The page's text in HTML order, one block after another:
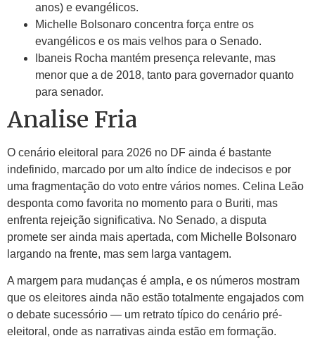
anos) e evangélicos.
Michelle Bolsonaro concentra força entre os
evangélicos e os mais velhos para o Senado.
Ibaneis Rocha mantém presença relevante, mas
menor que a de 2018, tanto para governador quanto
para senador.
Analise Fria
O cenário eleitoral para 2026 no DF ainda é bastante
indefinido, marcado por um alto índice de indecisos e por
uma fragmentação do voto entre vários nomes. Celina Leão
desponta como favorita no momento para o Buriti, mas
enfrenta rejeição significativa. No Senado, a disputa
promete ser ainda mais apertada, com Michelle Bolsonaro
largando na frente, mas sem larga vantagem.
A margem para mudanças é ampla, e os números mostram
que os eleitores ainda não estão totalmente engajados com
o debate sucessório — um retrato típico do cenário pré-
eleitoral, onde as narrativas ainda estão em formação.